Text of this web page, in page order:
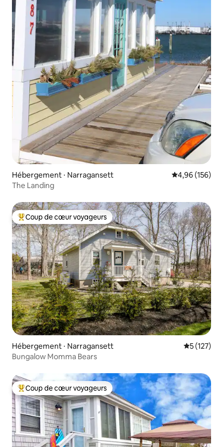
Hébergement ⋅ Narragansett Évaluation
4,96 (156)
The Landing
Coups de cœur voyageurs les plus appréciés
Coup de cœur voyageurs
Hébergement ⋅ Narragansett Évaluation
5 (127)
Bungalow Momma Bears
Coups de cœur voyageurs les plus appréciés
Coup de cœur voyageurs